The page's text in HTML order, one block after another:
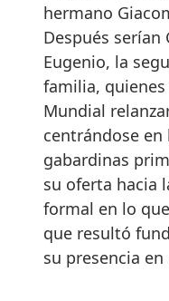
hermano
Después serían
Eugenio, la
familia, quienes
Mundial
centrándose
gabardinas
su oferta hacia
formal en lo
que resultó
su presencia